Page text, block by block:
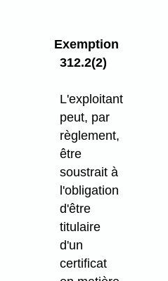
Exemption
312.2(2)
L'exploitant
peut, par
règlement,
être
soustrait à
l'obligation
d'être
titulaire
d'un
certificat